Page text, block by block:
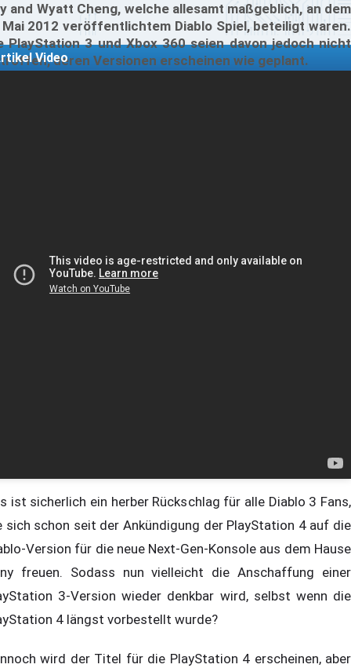
and Wyatt Cheng, welche allesamt maßgeblich, an dem
Mai 2012 veröffentlichtem Diablo Spiel, beteiligt waren.
PlayStation 3 und Xbox 360 seien davon jedoch nicht
deren Versionen erscheinen wie geplant.
Video
ist sicherlich ein herber Rückschlag für alle Diablo 3 Fans,
sich schon seit der Ankündigung der PlayStation 4 auf die
Version für die neue Next-Gen-Konsole aus dem Hause
freuen. Sodass nun vielleicht die Anschaffung einer
3-Version wieder denkbar wird, selbst wenn die
4 längst vorbestellt wurde?
wird der Titel für die PlayStation 4 erscheinen, aber